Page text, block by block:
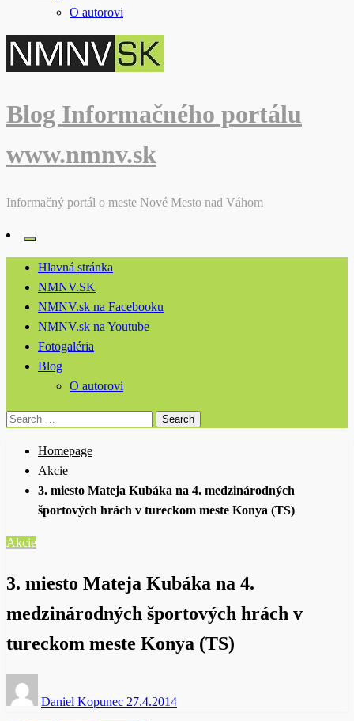
O autorovi
Blog Informačného portálu
www.nmnv.sk
Informačný portál o meste Nové Mesto nad Váhom
Hlavná stránka
NMNV.SK
NMNV.sk na Facebooku
NMNV.sk na Youtube
Fotogaléria
Blog
O autorovi
Search
Homepage
Akcie
3. miesto Mateja Kubáka na 4. medzinárodných
športových hrách v tureckom meste Konya (TS)
Akcie
3. miesto Mateja Kubáka na 4.
medzinárodných športových hrách v
tureckom meste Konya (TS)
Daniel Kopunec on
27.4.2014